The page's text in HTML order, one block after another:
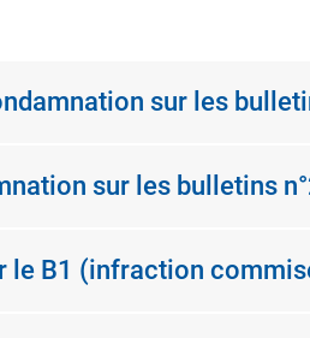
sur les
sur les bulletins
le B1 (infraction